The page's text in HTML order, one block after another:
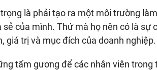
là phải tạo ra một môi trường
của mình. Thứ mà họ nên có là sự
giá trị và mục đích của doanh nghiệp.
tấm gương để các nhân viên